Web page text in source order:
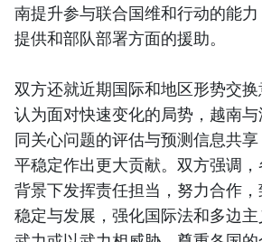
南提升参与联合国维和行动的能
提供和部队部署方面的援助。
双方还就近期国际和地区形势交换
认为面对快速变化的局势，越南
同关心问题的评估与预测信息共
平稳定作出更大贡献。双方强调
背景下发挥责任担当，努力合作，
稳定与发展，强化国际法和多边